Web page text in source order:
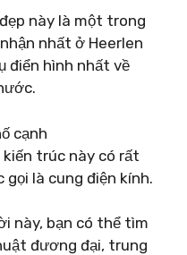
này là một trong
nhất ở Heerlen
điển hình nhất về
cạnh
​​trúc này có rất
là cung điện kính.
này, bạn có thể tìm
đương đại, trung